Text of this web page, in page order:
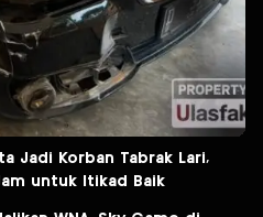
Jadi Korban Tabrak Lari,
untuk Itikad Baik